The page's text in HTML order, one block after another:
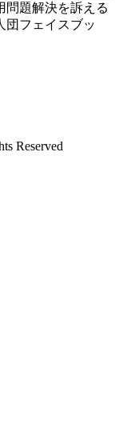
問題解決を訴える
団フェイスブッ
Reserved